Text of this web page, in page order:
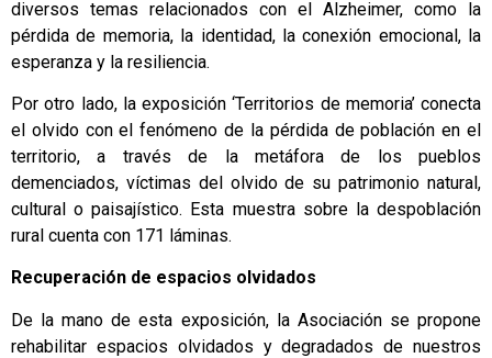
diversos temas relacionados con el Alzheimer, como la
pérdida de memoria, la identidad, la conexión emocional, la
esperanza y la resiliencia.
Por otro lado, la exposición ‘Territorios de memoria’ conecta
el olvido con el fenómeno de la pérdida de población en el
territorio, a través de la metáfora de los pueblos
demenciados, víctimas del olvido de su patrimonio natural,
cultural o paisajístico. Esta muestra sobre la despoblación
rural cuenta con 171 láminas.
Recuperación de espacios olvidados
De la mano de esta exposición, la Asociación se propone
rehabilitar espacios olvidados y degradados de nuestros